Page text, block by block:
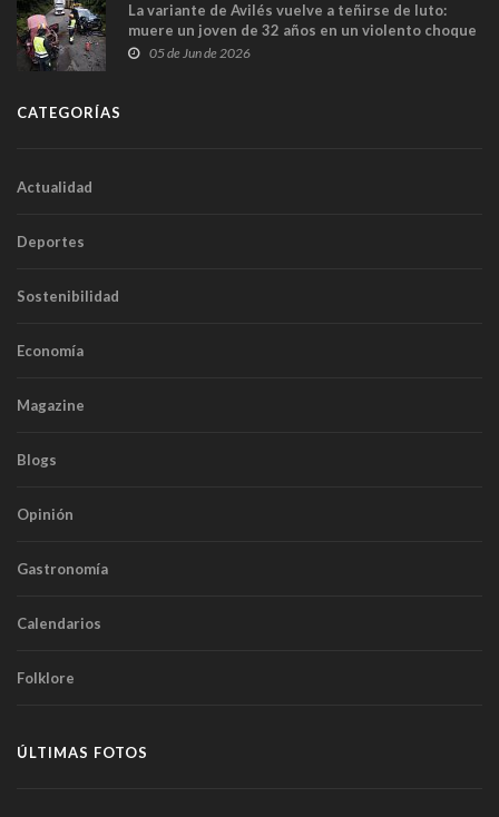
La variante de Avilés vuelve a teñirse de luto:
muere un joven de 32 años en un violento choque
frontal
05 de Jun de 2026
CATEGORÍAS
Actualidad
Deportes
Sostenibilidad
Economía
Magazine
Blogs
Opinión
Gastronomía
Calendarios
Folklore
ÚLTIMAS FOTOS